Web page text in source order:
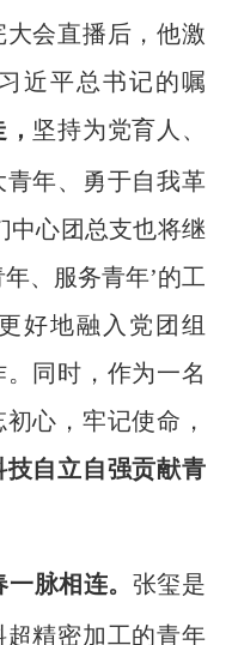
会直播后，他激
近平总书记的嘱
坚持为党育人、
年、勇于自我革
中心团总支也将继
、服务青年’的工
好地融入党团组
同时，作为一名
心，牢记使命，
技自立自强贡献青
脉相连。 张玺是
精密加工的青年